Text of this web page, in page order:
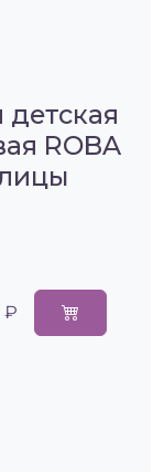
детская
ROBA
₽